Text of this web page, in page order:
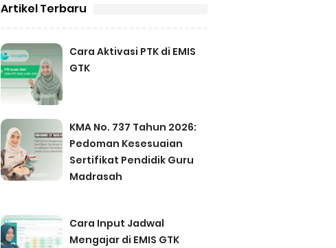
Artikel Terbaru
Cara Aktivasi PTK di EMIS
GTK
KMA No. 737 Tahun 2026:
Pedoman Kesesuaian
Sertifikat Pendidik Guru
Madrasah
Cara Input Jadwal
Mengajar di EMIS GTK